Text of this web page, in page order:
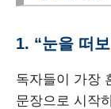
1. “눈을 떠
독자들이 가장
문장으로 시작